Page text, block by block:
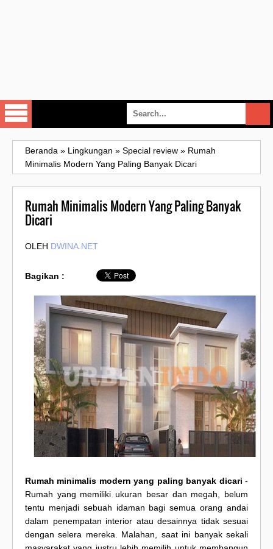
Beranda » Lingkungan » Special review » Rumah
Minimalis Modern Yang Paling Banyak Dicari
Rumah Minimalis Modern Yang Paling Banyak
Dicari
OLEH DWINA.NET
Bagikan :
Rumah minimalis modern yang paling banyak dicari -
Rumah yang memiliki ukuran besar dan megah, belum
tentu menjadi sebuah idaman bagi semua orang andai
dalam penempatan interior atau desainnya tidak sesuai
dengan selera mereka. Malahan, saat ini banyak sekali